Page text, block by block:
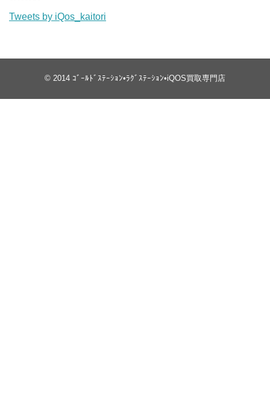
Tweets by iQos_kaitori
© 2014 ｺﾞｰﾙﾄﾞｽﾃｰｼｮﾝ•ﾗｸﾞｽﾃｰｼｮﾝ•iQOS買取専門店